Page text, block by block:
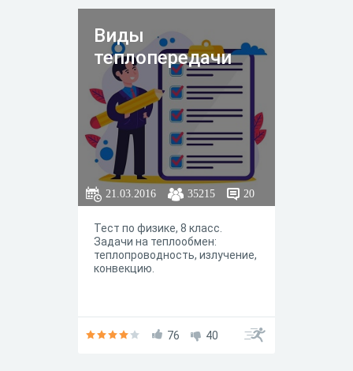
объяснение физических
закрепить знания о строении
вещества, физических
величинах и единицах
измерения.
Виды
теплопередачи
21.03.2016 35215 20
Тест по физике, 8 класс.
Задачи на теплообмен:
теплопроводность, излучение,
конвекцию.
76 40